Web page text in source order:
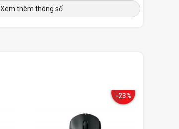
Xem thêm thông số
-23%